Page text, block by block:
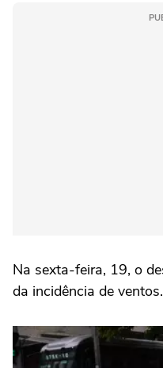
Na sexta-feira, 19, o
da incidência de ventos.